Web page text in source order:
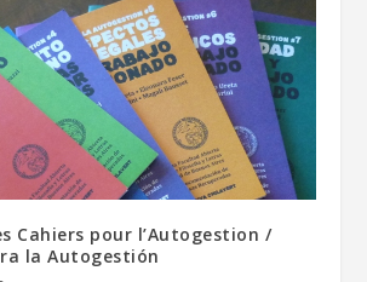
Cahiers pour l’Autogestion /
la Autogestión